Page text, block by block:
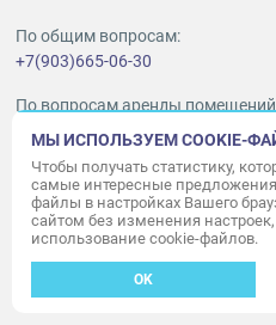
По общим вопросам:
+7(903)665-06-30
По вопросам аренды
ukleykina@nhood.com
+7(903)665-98-78
© ООО «Акварель»
Все права защищены
Создание сайта —
МЫ ИСПОЛЬЗУЕМ COOKIE-
Чтобы получать статистику,
самые интересные
файлы в настройках Вашего
сайтом без изменения
использование cookie-файлов.
OK